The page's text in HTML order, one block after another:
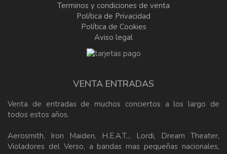
Terminos y condiciones de venta
Política de Privacidad
Política de Cookies
Aviso legal
VENTA ENTRADAS
Venta de entradas de muchos conciertos a los largo de
todos estos años.
Aerosmith, Iron Maiden, H.E.A.T.., Lordi, Dream Theater,
Violadores del Verso, a bandas mas pequeñas nacionales,